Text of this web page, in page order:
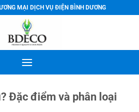
MẠI DỊCH VỤ ĐIỆN BÌNH DƯƠNG
Đặc điểm và phân loại